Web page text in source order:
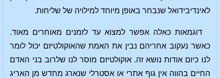
לאינדיבידואל שנבחר באופן מיוחד למילויה של שליחות.
דוגמאות כאלה אפשר למצוא עד לזמנים מאוחרים מאוד.
כאשר נעקוב אחריהם נבין את האמת שהאוקולטיזם יכול לומר
לנו כיום אודות נושא זה. אוקולטיזם מוסר לנו שלרוב בני האדם
החיים בהווה אין גוף אתרי או אסטרלי שנארג מחדש מן האריג